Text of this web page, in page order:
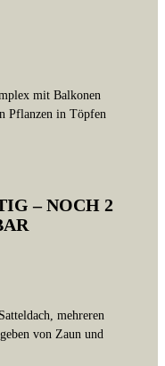
– NOCH 2